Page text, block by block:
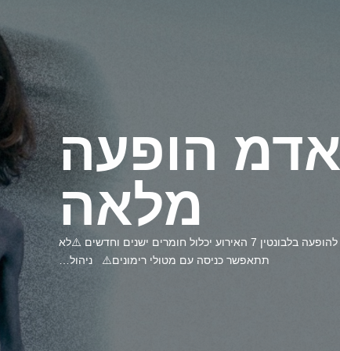
אדמ הופעה
מלאה
אדמ מגיע בצעדי טיטאן להופעה בלבונטין 7 האירוע יכלול חומרים ישנים וחדשים ⚠️לא
תתאפשר כניסה עם מטולי רימונים⚠️ ניהול…